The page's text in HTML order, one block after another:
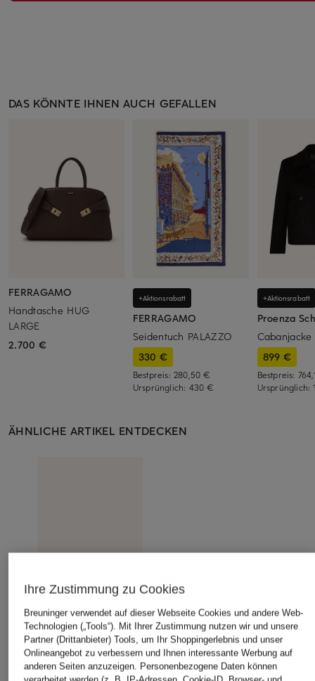
DAS KÖNNTE IHNEN AUCH GEFALLEN
FERRAGAMO
Handtasche HUG
LARGE
2.700 €
+Aktionsrabatt
FERRAGAMO
Seidentuch PALAZZO
330 €
Bestpreis: 280,50 €
Ursprünglich: 430 €
+Aktionsrabatt
Proenza
Cabanjacke
899 €
Bestpreis:
Ursprünglich:
ÄHNLICHE ARTIKEL ENTDECKEN
Ihre Zustimmung zu Cookies
Breuninger verwendet auf dieser Webseite Cookies und andere Web-
Technologien („Tools“). Mit Ihrer Zustimmung nutzen wir und unsere
Partner (Drittanbieter) Tools, um Ihr Shoppingerlebnis und unser
Onlineangebot zu verbessern und Ihnen interessante Werbung auf
anderen Seiten anzuzeigen. Personenbezogene Daten können